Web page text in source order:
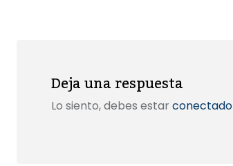
Deja una respuesta
Lo siento, debes estar conectado